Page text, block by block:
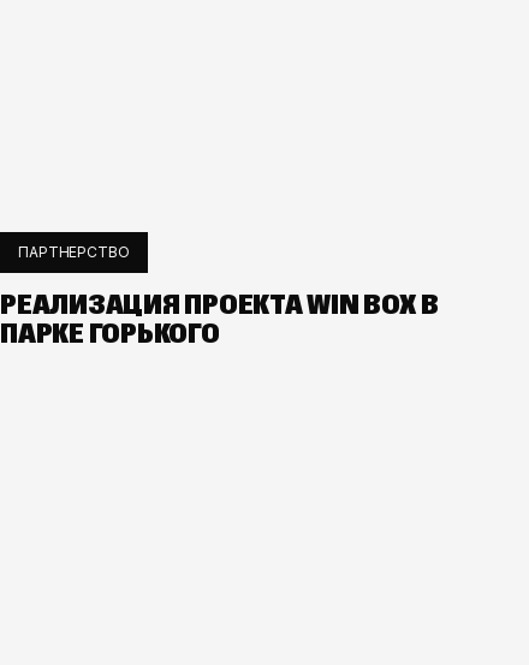
ПАРТНЕРСТВО
РЕАЛИЗАЦИЯ ПРОЕКТА WIN BOX В
ПАРКЕ ГОРЬКОГО